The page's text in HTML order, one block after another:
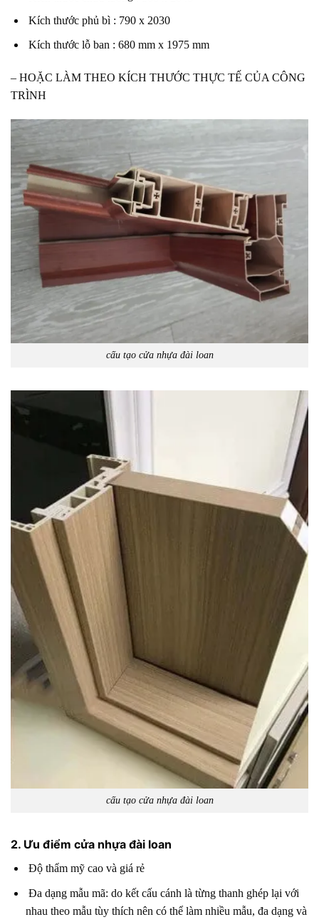
Kích thước phủ bì : 790 x 2030
Kích thước lỗ ban : 680 mm x 1975 mm
– HOẶC LÀM THEO KÍCH THƯỚC THỰC TẾ CỦA CÔNG
TRÌNH
cấu tạo cửa nhựa đài loan
cấu tạo cửa nhựa đài loan
2. Ưu điểm cửa nhựa đài loan
Độ thẩm mỹ cao và giá rẻ
Đa dạng mẫu mã: do kết cấu cánh là từng thanh ghép lại với
nhau theo mẫu tùy thích nên có thể làm nhiều mẫu, đa dạng và